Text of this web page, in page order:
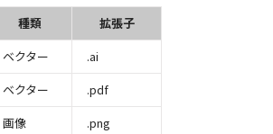
種類
拡張子
ベクター
.ai
ベクター
.pdf
画像
.png